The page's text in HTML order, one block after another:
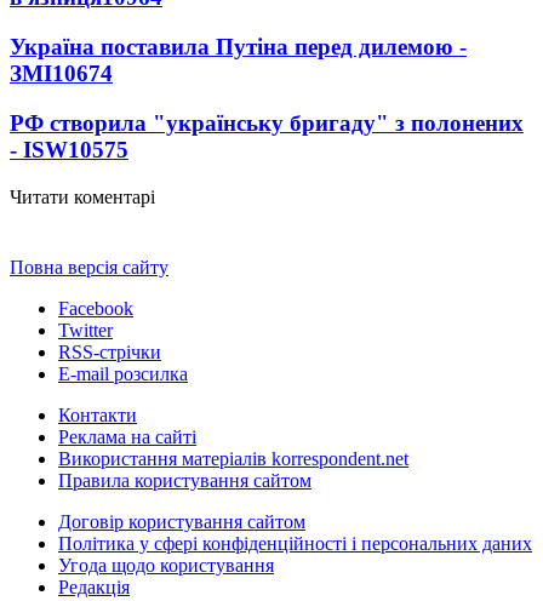
Україна поставила Путіна перед дилемою -
ЗМІ10674
РФ створила "українську бригаду" з полонених
- ISW10575
Читати коментарі
Повна версія сайту
Facebook
Twitter
RSS-стрічки
E-mail розсилка
Контакти
Реклама на сайті
Використання матеріалів korrespondent.net
Правила користування сайтом
Договір користування сайтом
Політика у сфері конфіденційності і персональних даних
Угода щодо користування
Редакція